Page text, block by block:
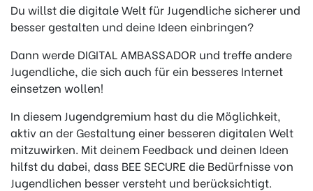
Du willst die digitale Welt für Jugendliche sicherer und
besser gestalten und deine Ideen einbringen?
Dann werde DIGITAL AMBASSADOR und treffe andere
Jugendliche, die sich auch für ein besseres Internet
einsetzen wollen!
In diesem Jugendgremium hast du die Möglichkeit,
aktiv an der Gestaltung einer besseren digitalen Welt
mitzuwirken. Mit deinem Feedback und deinen Ideen
hilfst du dabei, dass BEE SECURE die Bedürfnisse von
Jugendlichen besser versteht und berücksichtigt.